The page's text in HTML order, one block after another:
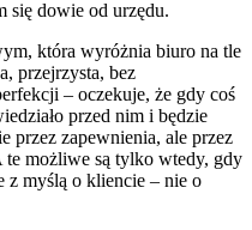
się dowie od urzędu.
która wyróżnia biuro na tle
przejrzysta, bez
– oczekuje, że gdy coś
przed nim i będzie
przez zapewnienia, ale przez
te możliwe są tylko wtedy, gdy
z myślą o kliencie – nie o